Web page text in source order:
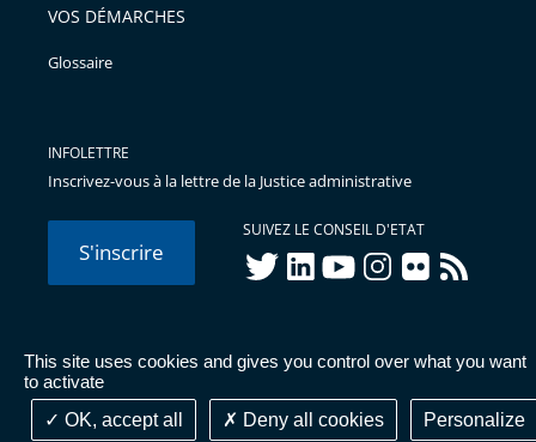
This site uses cookies and gives you control over what you want
to activate
OK, accept all
Deny all cookies Personalize
VOS DÉMARCHES
Glossaire
INFOLETTRE
Inscrivez-vous à la lettre de la Justice administrative
S'inscrire
SUIVEZ LE CONSEIL D'ETAT
twitterlinkedInyoutubeinstagram
flickr rss
© Conseil d'État 2026 - Mentions légales
Données
personnelles-Publications administratives-Accessibilité :
partiellement conforme